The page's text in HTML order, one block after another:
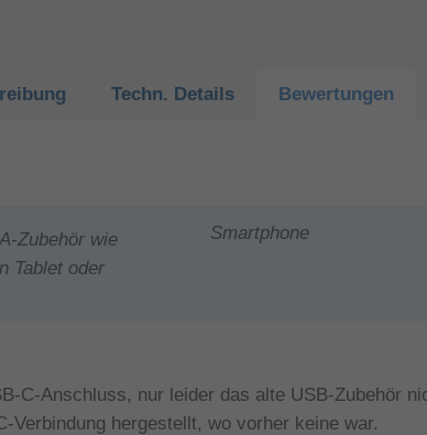
Techn. Details Bewertungen
Zubehör wie
Tablet oder
Smartphone
C-Anschluss, nur leider das alte USB-Zubehör
Verbindung hergestellt, wo vorher keine war.